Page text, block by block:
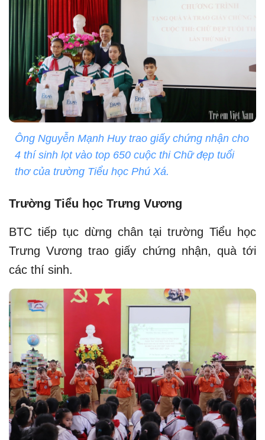
Ông Nguyễn Mạnh Huy trao giấy chứng nhận cho
4 thí sinh lọt vào top 650 cuộc thi Chữ đẹp tuổi
thơ của trường Tiểu học Phú Xá.
Trường Tiểu học Trưng Vương
BTC tiếp tục dừng chân tại trường Tiểu học
Trưng Vương trao giấy chứng nhận, quà tới
các thí sinh.